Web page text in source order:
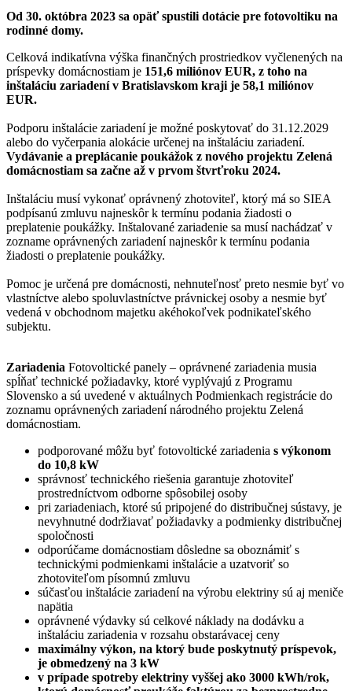
Od 30. októbra 2023 sa opäť spustili dotácie pre fotovoltiku na
rodinné domy.
Celková indikatívna výška finančných prostriedkov vyčlenených na
príspevky domácnostiam je 151,6 miliónov EUR, z toho na
inštaláciu zariadení v Bratislavskom kraji je 58,1 miliónov
EUR.
Podporu inštalácie zariadení je možné poskytovať do 31.12.2029
alebo do vyčerpania alokácie určenej na inštaláciu zariadení.
Vydávanie a preplácanie poukážok z nového projektu Zelená
domácnostiam sa začne až v prvom štvrťroku 2024.
Inštaláciu musí vykonať oprávnený zhotoviteľ, ktorý má so SIEA
podpísanú zmluvu najneskôr k termínu podania žiadosti o
preplatenie poukážky. Inštalované zariadenie sa musí nachádzať v
zozname oprávnených zariadení najneskôr k termínu podania
žiadosti o preplatenie poukážky.
Pomoc je určená pre domácnosti, nehnuteľnosť preto nesmie byť vo
vlastníctve alebo spoluvlastníctve právnickej osoby a nesmie byť
vedená v obchodnom majetku akéhokoľvek podnikateľského
subjektu.
Zariadenia Fotovoltické panely – oprávnené zariadenia musia
spĺňať technické požiadavky, ktoré vyplývajú z Programu
Slovensko a sú uvedené v aktuálnych Podmienkach registrácie do
zoznamu oprávnených zariadení národného projektu Zelená
domácnostiam.
podporované môžu byť fotovoltické zariadenia s výkonom
do 10,8 kW
správnosť technického riešenia garantuje zhotoviteľ
prostredníctvom odborne spôsobilej osoby
pri zariadeniach, ktoré sú pripojené do distribučnej sústavy, je
nevyhnutné dodržiavať požiadavky a podmienky distribučnej
spoločnosti
odporúčame domácnostiam dôsledne sa oboznámiť s
technickými podmienkami inštalácie a uzatvoriť so
zhotoviteľom písomnú zmluvu
súčasťou inštalácie zariadení na výrobu elektriny sú aj meniče
napätia
oprávnené výdavky sú celkové náklady na dodávku a
inštaláciu zariadenia v rozsahu obstarávacej ceny
maximálny výkon, na ktorý bude poskytnutý príspevok,
je obmedzený na 3 kW
v prípade spotreby elektriny vyššej ako 3000 kWh/rok,